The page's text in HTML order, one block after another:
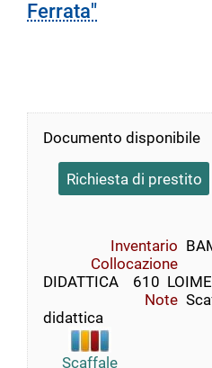
Ferrata"
Documento disponibile
Richiesta di prestito
Inventario
Collocazione
DIDATTICA    610
Note
didattica
Scaffale